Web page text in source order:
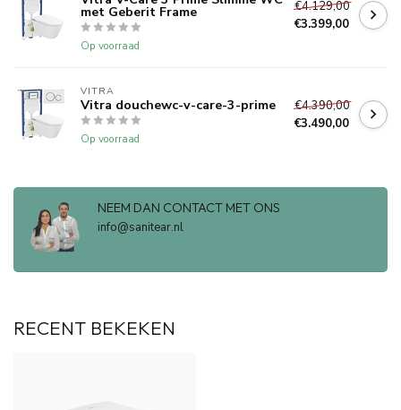
met Geberit Frame
Op voorraad
€4.129,00
€3.399,00
VITRA
Vitra douchewc-v-care-3-prime
Op voorraad
€4.390,00
€3.490,00
NEEM DAN CONTACT MET ONS
info@sanitear.nl
RECENT BEKEKEN